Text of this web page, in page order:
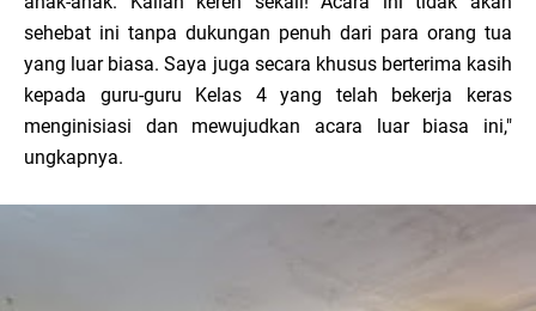
sehebat ini tanpa dukungan penuh dari para orang tua
yang luar biasa. Saya juga secara khusus berterima kasih
kepada guru-guru Kelas 4 yang telah bekerja keras
menginisiasi dan mewujudkan acara luar biasa ini,"
ungkapnya.